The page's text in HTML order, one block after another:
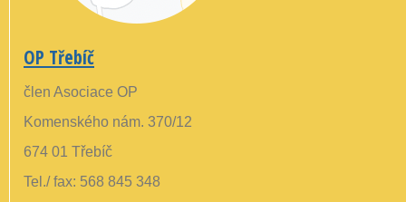
OP Třebíč
člen Asociace OP
Komenského nám. 370/12
674 01 Třebíč
Tel./ fax: 568 845 348